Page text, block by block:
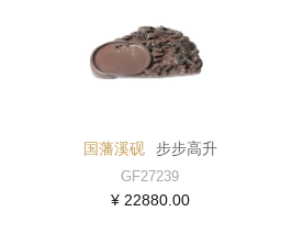
国藩溪砚 步步高升
GF27239
¥ 22880.00